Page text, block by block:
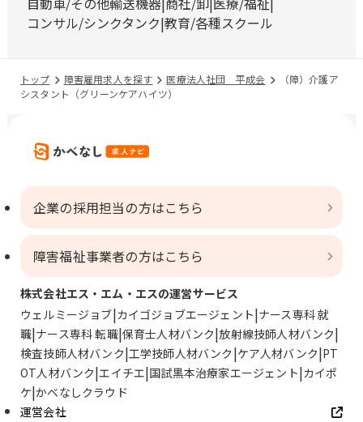
コンサル/シンクタンク 教育/各種スクール
トップ 障害雇用求人を探す 医療法人社団 平成会
（障）介護ア
シスタント（グリーンケアハイツ）
企業の採用担当の方はこちら
障害福祉事業者の方はこちら
株式会社エス・エム・エスの運営サービス
ウェルミージョブ カイゴジョブエージェント ナース専科 就
職 ナース専科 転職 保育士人材バンク 放射線技師人材バンク
検査技師人材バンク 工学技師人材バンク ケア人材バンク PT
OT人材バンク エイチエ 国試黒本治療家エージェント カイポ
ケ かべなしクラウド
運営会社